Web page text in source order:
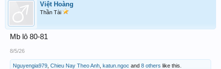
Việt Hoàng
Thần Tài
Mb lô 80-81
8/5/26
Nguyengia979 Chieu Nay Theo Anh katun.ngoc and 8 others like this.